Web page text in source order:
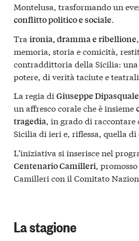
Montelusa, trasformando un
conflitto politico e sociale.
Tra ironia, dramma e ribellione
memoria, storia e comicità,
contraddittoria della Sicilia:
potere, di verità taciute e
La regia di Giuseppe Dipasquale
un affresco corale che è insieme
tragedia, in grado di raccontare
Sicilia di ieri e, riflessa, quella di
L’iniziativa si inserisce nel
Centenario Camilleri,
Camilleri con il Comitato
La stagione